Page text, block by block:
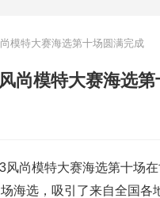
模特大赛海选第十场圆满完成
尚模特大赛海选
风尚模特大赛海选第十场
海选，吸引了来自全国各